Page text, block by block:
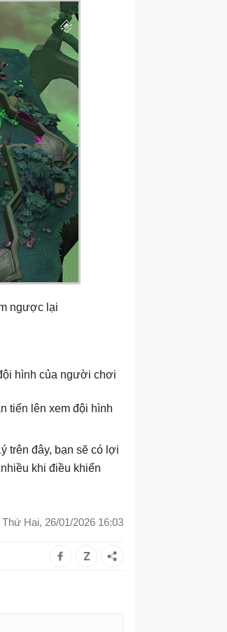
ngược lại
hình của người chơi
tiến lên xem đội hình
trên đây, bạn sẽ có lợi
khi điều khiển
Thứ Hai, 26/01/2026 16:03